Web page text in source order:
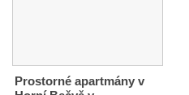
Prostorné apartmány v